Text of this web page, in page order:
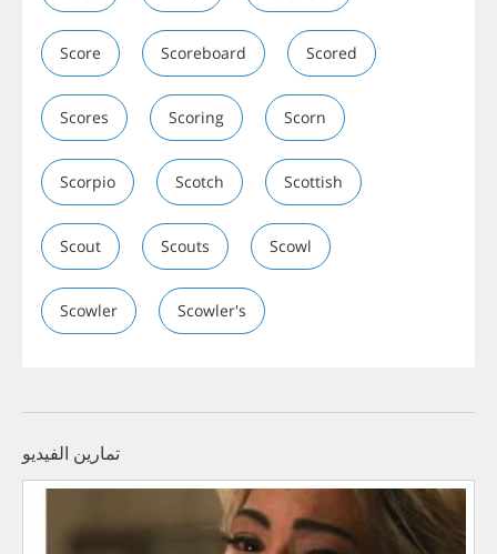
Score Scoreboard Scored
Scores Scoring Scorn
Scorpio Scotch Scottish
Scout Scouts Scowl
Scowler Scowler's
تمارين الفيديو